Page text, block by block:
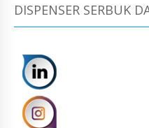
DISPENSER SERBUK